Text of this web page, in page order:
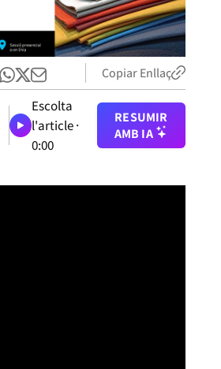
Copiar Enllaç
Escolta
l'article ·
0:00
RESUMIR
AMB IA